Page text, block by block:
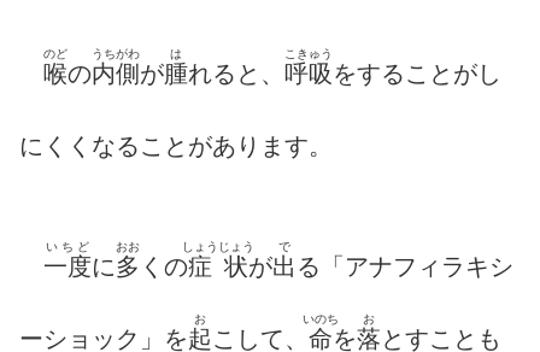
喉
のど
の内側
うちがわ
が腫
は
れると、 呼吸
こきゅう
をすることがし
にくくなることがあります。
一度
いちど
に多
おお
くの症
しょう
状
じょう
が出
で
る「アナフィラキシ
ーショック」を起
お
こして、 命
いのち
を落
お
とすことも